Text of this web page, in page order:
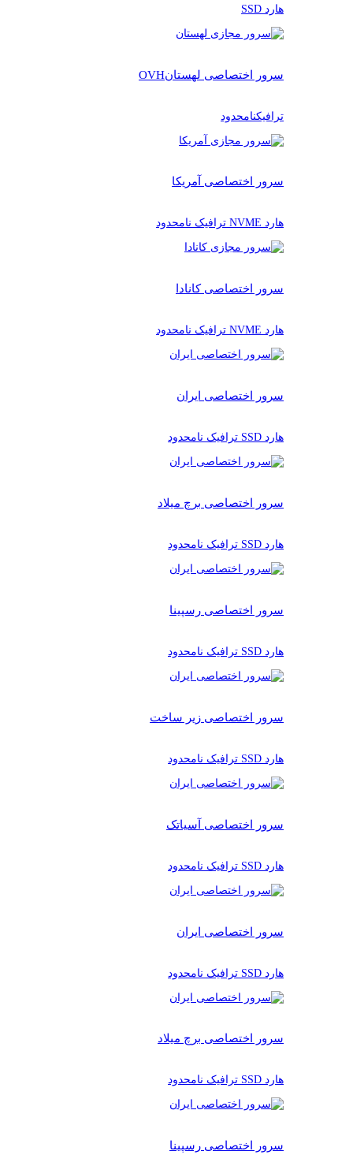
هارد SSD
سرور اختصاصی لهستانOVH
ترافیکنامحدود
سرور اختصاصی آمریکا
هارد NVME ترافیک نامحدود
سرور اختصاصی کانادا
هارد NVME ترافیک نامحدود
سرور اختصاصی ایران
هارد SSD ترافیک نامحدود
سرور اختصاصی برچ میلاد
هارد SSD ترافیک نامحدود
سرور اختصاصی رسپینا
هارد SSD ترافیک نامحدود
سرور اختصاصی زیر ساخت
هارد SSD ترافیک نامحدود
سرور اختصاصی آسیاتک
هارد SSD ترافیک نامحدود
سرور اختصاصی ایران
هارد SSD ترافیک نامحدود
سرور اختصاصی برچ میلاد
هارد SSD ترافیک نامحدود
سرور اختصاصی رسپینا